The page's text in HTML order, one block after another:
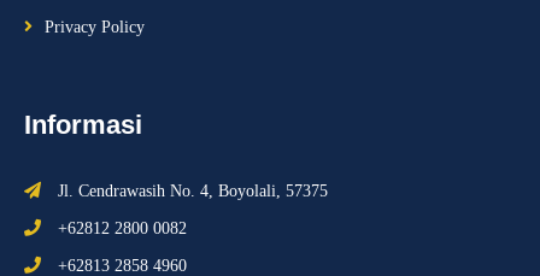
Privacy Policy
Informasi
Jl. Cendrawasih No. 4, Boyolali, 57375
+62812 2800 0082
+62813 2858 4960